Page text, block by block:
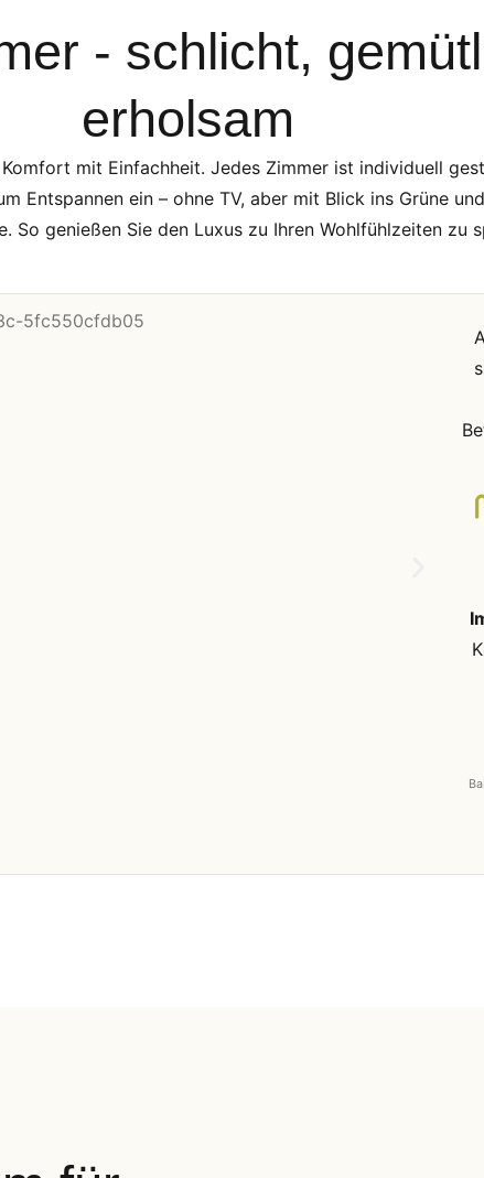
- schlicht,
erholsam
mit Einfachheit. Jedes Zimmer ist individuell
Entspannen ein – ohne TV, aber mit Blick ins Grüne
So genießen Sie den Luxus zu Ihren Wohlfühlzeiten zu